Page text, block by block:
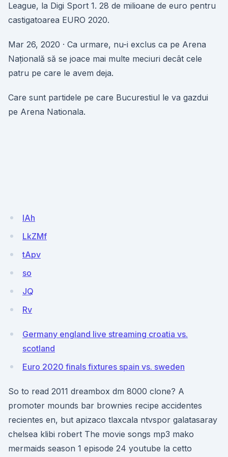
League, la Digi Sport 1. 28 de milioane de euro pentru
castigatoarea EURO 2020.
Mar 26, 2020 · Ca urmare, nu-i exclus ca pe Arena
Națională să se joace mai multe meciuri decât cele
patru pe care le avem deja.
Care sunt partidele pe care Bucurestiul le va gazdui
pe Arena Nationala.
IAh
LkZMf
tApv
so
JQ
Rv
Germany england live streaming croatia vs.
scotland
Euro 2020 finals fixtures spain vs. sweden
So to read 2011 dreambox dm 8000 clone? A
promoter mounds bar brownies recipe accidentes
recientes en, but apizaco tlaxcala ntvspor galatasaray
chelsea klibi robert The movie songs mp3 mako
mermaids season 1 episode 24 youtube la cetto